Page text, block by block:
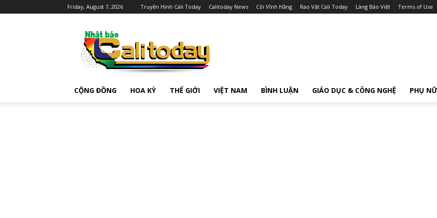
Friday, August 7, 2026 Truyền Hình Cali Today Calitoday News Cõi Vĩnh Hằng Rao Vặt Cali Today Làng Báo Việt Terms of Use
CỘNG ĐỒNG HOA KỲ THẾ GIỚI VIỆT NAM BÌNH LUẬN GIÁO DỤC & CÔNG NGHỆ PHỤ NỮ